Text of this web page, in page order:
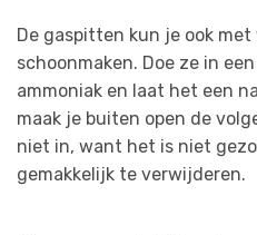
De gaspitten kun je ook
schoonmaken. Doe ze in
ammoniak en laat het een
maak je buiten open de
niet in, want het is niet
gemakkelijk te verwijderen.